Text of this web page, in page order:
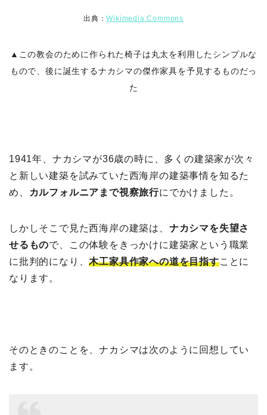
出典：Wikimedia Commons
▲この教会のために作られた椅子は丸太を利用したシンプルな
もので、後に誕生するナカシマの傑作家具を予見するものだっ
た
1941年、ナカシマが36歳の時に、多くの建築家が次々
と新しい建築を試みていた西海岸の建築事情を知るた
め、 カルフォルニアまで視察旅行にでかけました。
しかしそこで見た西海岸の建築は、 ナカシマを失望さ
せるもので、
この体験をきっかけに建築家という職業
に批判的になり、木工家具作家への道を目指すことに
なります。
そのときのことを、ナカシマは次のように回想してい
ます。